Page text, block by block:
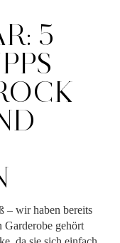
5
– wir haben bereits
Garderobe gehört